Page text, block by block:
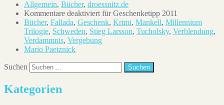
Allgemein, Bücher, droessnitz.de
Kommentare deaktiviert für Geschenketipp 2011
Bücher, Fallada, Geschenk, Krimi, Mankell, Millennium
Trilogie, Schweden, Stieg Larsson, Tucholsky, Verblendung,
Verdammnis, Vergebung
Mario Paetznick
Suchen
Kategorien